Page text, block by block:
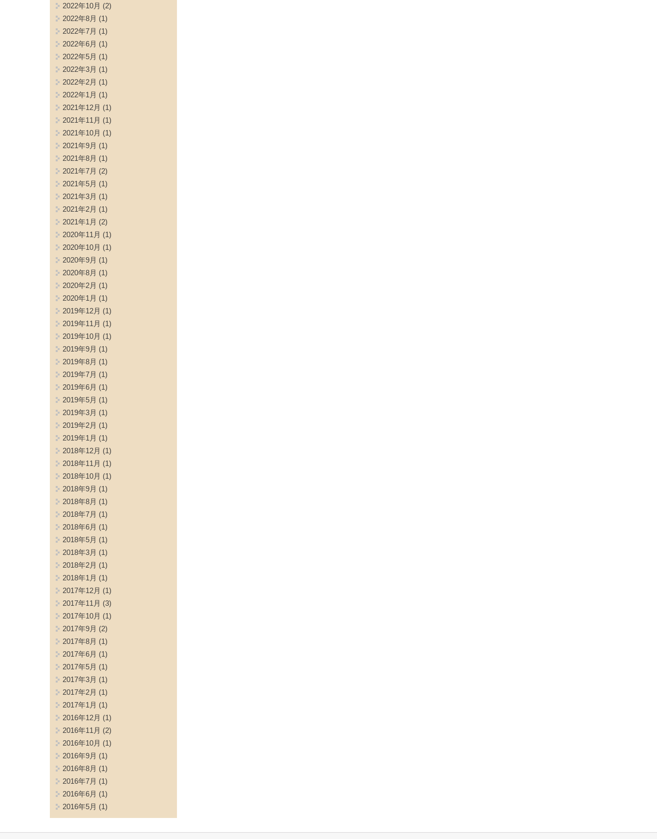
2022年10月 (2)
2022年8月 (1)
2022年7月 (1)
2022年6月 (1)
2022年5月 (1)
2022年3月 (1)
2022年2月 (1)
2022年1月 (1)
2021年12月 (1)
2021年11月 (1)
2021年10月 (1)
2021年9月 (1)
2021年8月 (1)
2021年7月 (2)
2021年5月 (1)
2021年3月 (1)
2021年2月 (1)
2021年1月 (2)
2020年11月 (1)
2020年10月 (1)
2020年9月 (1)
2020年8月 (1)
2020年2月 (1)
2020年1月 (1)
2019年12月 (1)
2019年11月 (1)
2019年10月 (1)
2019年9月 (1)
2019年8月 (1)
2019年7月 (1)
2019年6月 (1)
2019年5月 (1)
2019年3月 (1)
2019年2月 (1)
2019年1月 (1)
2018年12月 (1)
2018年11月 (1)
2018年10月 (1)
2018年9月 (1)
2018年8月 (1)
2018年7月 (1)
2018年6月 (1)
2018年5月 (1)
2018年3月 (1)
2018年2月 (1)
2018年1月 (1)
2017年12月 (1)
2017年11月 (3)
2017年10月 (1)
2017年9月 (2)
2017年8月 (1)
2017年6月 (1)
2017年5月 (1)
2017年3月 (1)
2017年2月 (1)
2017年1月 (1)
2016年12月 (1)
2016年11月 (2)
2016年10月 (1)
2016年9月 (1)
2016年8月 (1)
2016年7月 (1)
2016年6月 (1)
2016年5月 (1)